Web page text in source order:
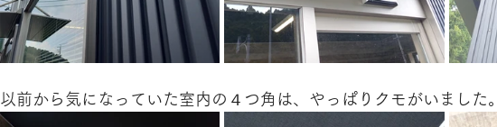
以前から気になっていた室内の４つ角は、やっぱりクモがいました。